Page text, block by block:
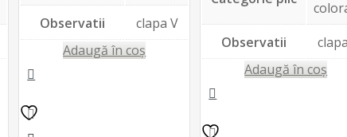
Observatii
clapa V
Adaugă în coș
Observatii
Adaugă în coș